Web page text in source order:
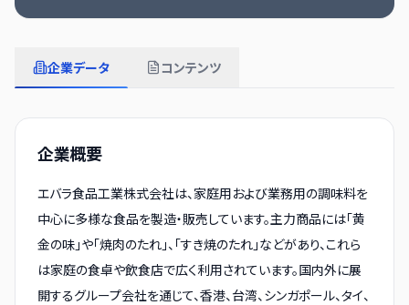
企業データ コンテンツ
企業概要
エバラ食品工業株式会社は、家庭用および業務用の調味料を
中心に多様な食品を製造・販売しています。主力商品には「黄
金の味」や「焼肉のたれ」、「すき焼のたれ」などがあり、これら
は家庭の食卓や飲食店で広く利用されています。国内外に展
開するグループ会社を通じて、香港、台湾、シンガポール、タイ、